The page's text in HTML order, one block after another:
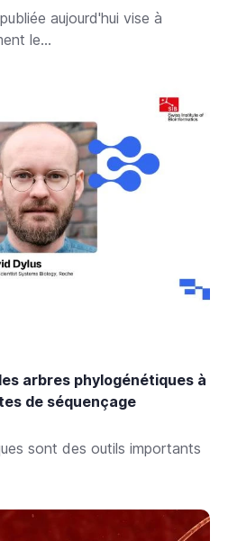
aujourd'hui vise à
le...
arbres phylogénétiques à
de séquençage
sont des outils importants